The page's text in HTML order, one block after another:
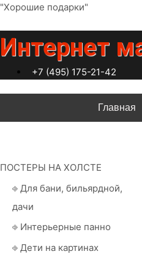
Перейти
содержимому
"Хорошие подарки"
Интернет
+7 (495) 175-21-42
Главная
ПОСТЕРЫ НА ХОЛСТЕ
⎆ Для бани, бильярдной,
дачи
⎆ Интерьерные панно
⎆ Дети на картинах